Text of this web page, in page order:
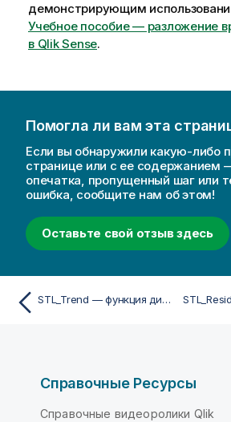
демонстрирующим
Учебное пособие — разложение
в Qlik Sense.
Помогла ли вам эта
Если вы обнаружили какую-либо
странице или с ее содержанием
опечатка, пропущенный шаг или
ошибка, сообщите нам об этом!
Оставьте свой отзыв здесь
STL_Trend — функция диаграммы
Справочные Ресурсы
Справочные видеоролики Qlik